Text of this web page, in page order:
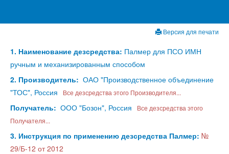
Версия для печати
1. Наименование дезсредства: Палмер для ПСО ИМН
ручным и механизированным способом
2. Производитель: ОАО "Производственное объединение
"ТОС", Россия
Все дезсредства этого Производителя...
Получатель: ООО "Бозон", Россия
Все дезсредства этого
Получателя...
3. Инструкция по применению дезсредства Палмер: №
29/Б-12 от 2012